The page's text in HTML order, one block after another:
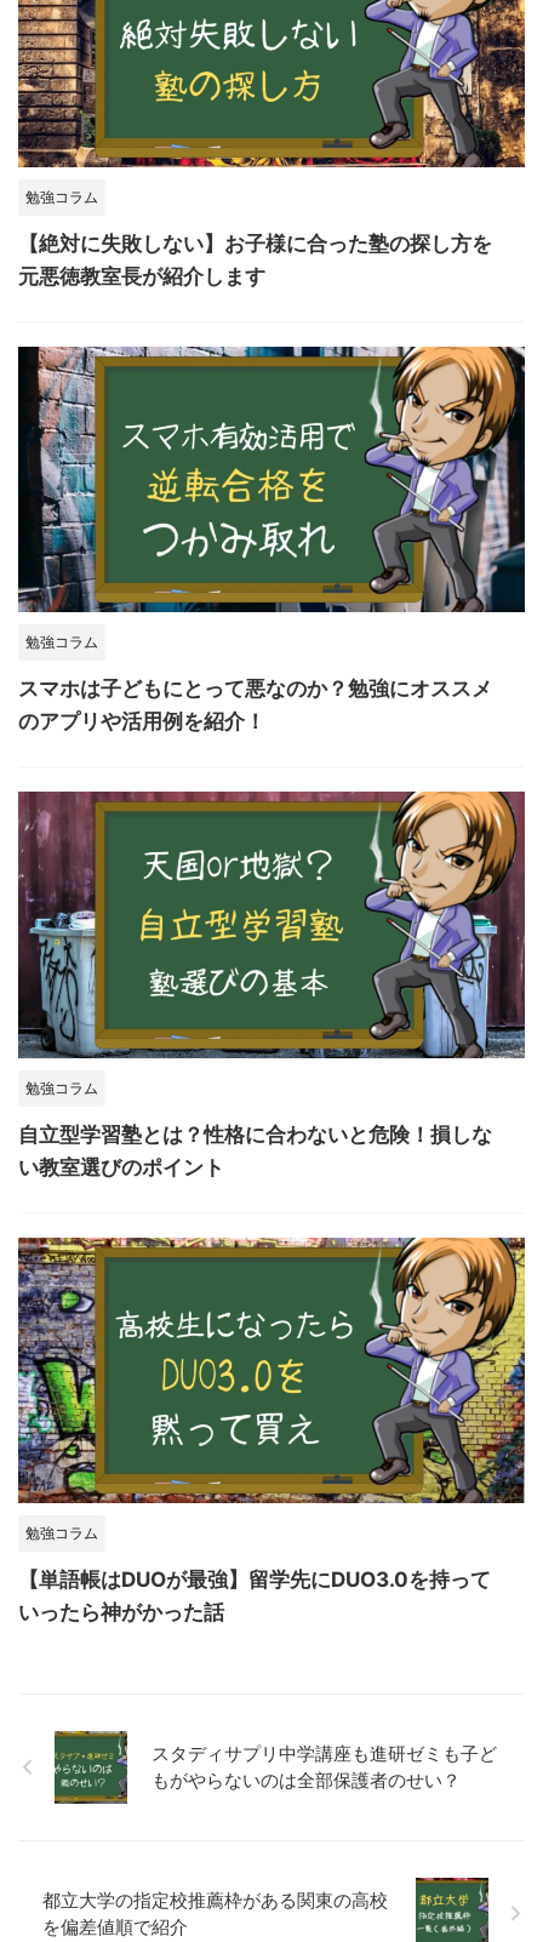
勉強コラム
【絶対に失敗しない】お子様に合った塾の探し方を
元悪徳教室長が紹介します
勉強コラム
スマホは子どもにとって悪なのか？勉強にオススメ
のアプリや活用例を紹介！
勉強コラム
自立型学習塾とは？性格に合わないと危険！損しな
い教室選びのポイント
勉強コラム
【単語帳はDUOが最強】留学先にDUO3.0を持って
いったら神がかった話
スタディサプリ中学講座も進研ゼミも子ど
もがやらないのは全部保護者のせい？
都立大学の指定校推薦枠がある関東の高校
を偏差値順で紹介